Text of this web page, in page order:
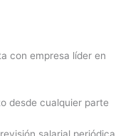
con empresa líder en
desde cualquier parte